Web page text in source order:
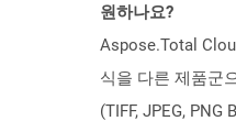
원하나요?
Aspose.Total
식을 다른 제품군
(TIFF, JPEG,